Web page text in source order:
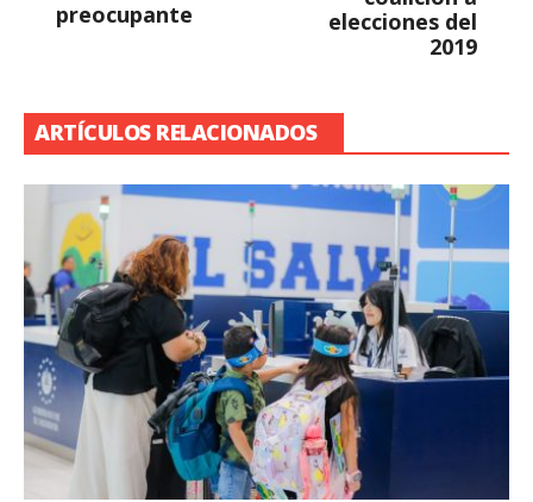
preocupante
elecciones del
2019
ARTÍCULOS RELACIONADOS